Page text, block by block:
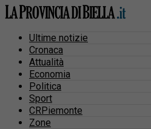
Ultime notizie
Cronaca
Attualità
Economia
Politica
Sport
CRPiemonte
Zone